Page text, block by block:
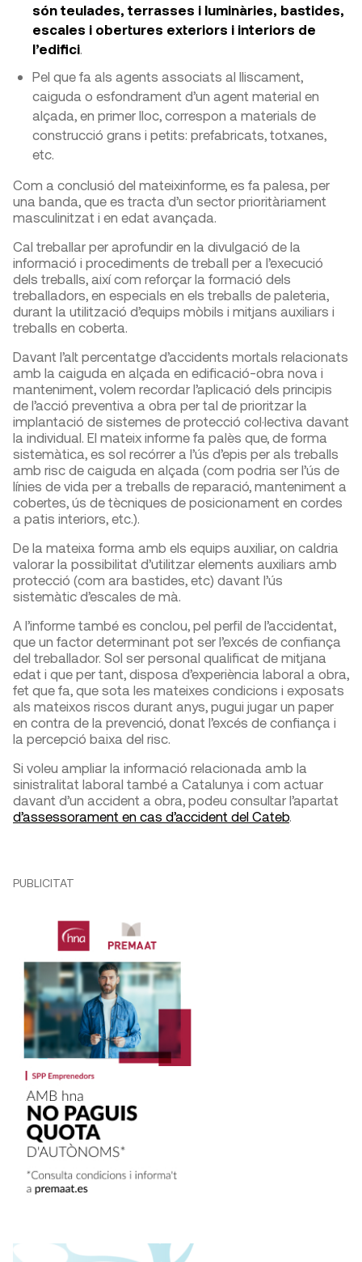
són teulades, terrasses i luminàries, bastides,
escales i obertures exteriors i interiors de
l’edifici
Pel que fa als agents associats al lliscament,
caiguda o esfondrament d’un agent material en
alçada, en primer lloc, correspon a materials de
construcció grans i petits: prefabricats, totxanes,
etc.
Com a conclusió del mateixinforme, es fa palesa, per
una banda, que es tracta d’un sector prioritàriament
masculinitzat i en edat avançada.
Cal treballar per aprofundir en la divulgació de la
informació i procediments de treball per a l’execució
dels treballs, així com reforçar la formació dels
treballadors, en especials en els treballs de paleteria,
durant la utilització d’equips mòbils i mitjans auxiliars i
treballs en coberta.
Davant l’alt percentatge d’accidents mortals relacionats
amb la caiguda en alçada en edificació-obra nova i
manteniment, volem recordar l’aplicació dels principis
de l’acció preventiva a obra per tal de prioritzar la
implantació de sistemes de protecció col·lectiva davant
la individual. El mateix informe fa palès que, de forma
sistemàtica, es sol recórrer a l’ús d’epis per als treballs
amb risc de caiguda en alçada (com podria ser l’ús de
línies de vida per a treballs de reparació, manteniment a
cobertes, ús de tècniques de posicionament en cordes
a patis interiors, etc.).
De la mateixa forma amb els equips auxiliar, on caldria
valorar la possibilitat d’utilitzar elements auxiliars amb
protecció (com ara bastides, etc) davant l’ús
sistemàtic d’escales de mà.
A l’informe també es conclou, pel perfil de l’accidentat,
que un factor determinant pot ser l’excés de confiança
del treballador. Sol ser personal qualificat de mitjana
edat i que per tant, disposa d’experiència laboral a obra,
fet que fa, que sota les mateixes condicions i exposats
als mateixos riscos durant anys, pugui jugar un paper
en contra de la prevenció, donat l’excés de confiança i
la percepció baixa del risc.
Si voleu ampliar la informació relacionada amb la
sinistralitat laboral també a Catalunya i com actuar
davant d’un accident a obra, podeu consultar l’apartat
d’assessorament en cas d’accident del Cateb
PUBLICITAT